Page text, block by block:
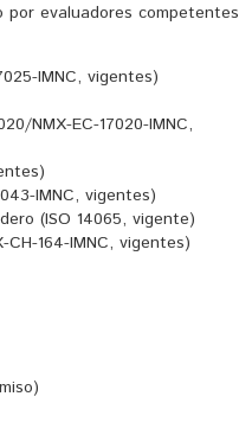
evaluadores competentes
IMNC, vigentes)
NMX-EC-17020-IMNC,
IMNC, vigentes)
(ISO 14065, vigente)
164-IMNC, vigentes)